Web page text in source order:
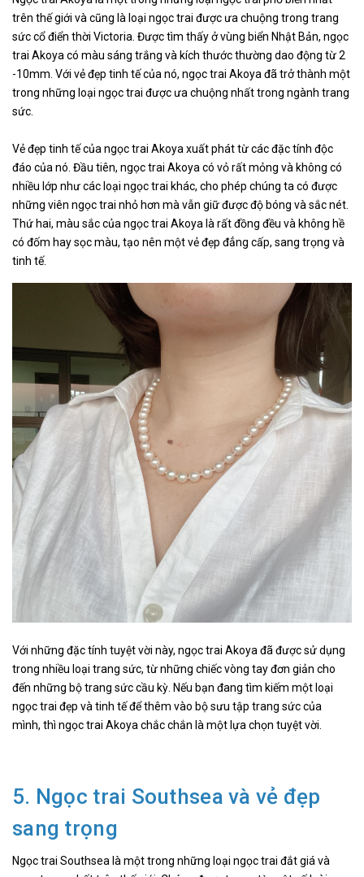
trên thế giới và cũng là loại ngọc trai được ưa chuộng trong trang
sức cổ điển thời Victoria. Được tìm thấy ở vùng biển Nhật Bản, ngọc
trai Akoya có màu sáng trắng và kích thước thường dao động từ 2
-10mm. Với vẻ đẹp tinh tế của nó, ngọc trai Akoya đã trở thành một
trong những loại ngọc trai được ưa chuộng nhất trong ngành trang
sức.
Vẻ đẹp tinh tế của ngọc trai Akoya xuất phát từ các đặc tính độc
đáo của nó. Đầu tiên, ngọc trai Akoya có vỏ rất mỏng và không có
nhiều lớp như các loại ngọc trai khác, cho phép chúng ta có được
những viên ngọc trai nhỏ hơn mà vẫn giữ được độ bóng và sắc nét.
Thứ hai, màu sắc của ngọc trai Akoya là rất đồng đều và không hề
có đốm hay sọc màu, tạo nên một vẻ đẹp đẳng cấp, sang trọng và
tinh tế.
Với những đặc tính tuyệt vời này, ngọc trai Akoya đã được sử dụng
trong nhiều loại trang sức, từ những chiếc vòng tay đơn giản cho
đến những bộ trang sức cầu kỳ. Nếu bạn đang tìm kiếm một loại
ngọc trai đẹp và tinh tế để thêm vào bộ sưu tập trang sức của
mình, thì ngọc trai Akoya chắc chắn là một lựa chọn tuyệt vời.
5. Ngọc trai Southsea và vẻ đẹp
sang trọng
Ngọc trai Southsea là một trong những loại ngọc trai đắt giá và